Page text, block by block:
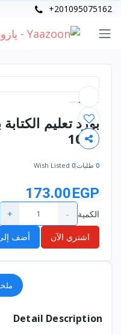
+201095075162
بورد تعليم
1093
0 طلبات0
173.00EGP
الكمية -
+
اشتري الآن أضف
Detail Description